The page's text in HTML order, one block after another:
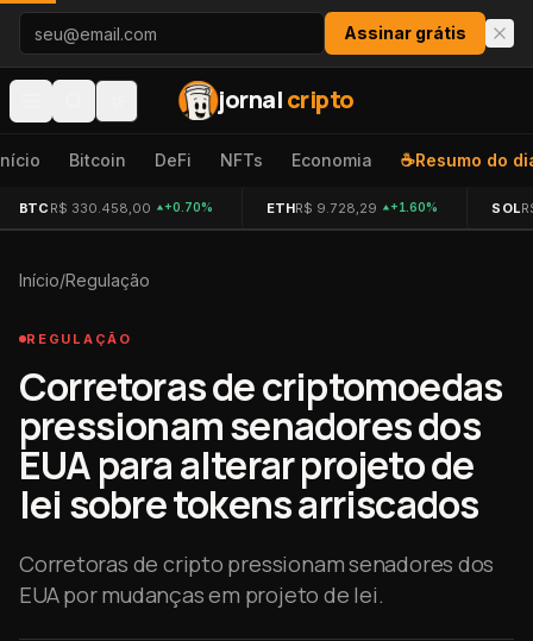
Pular para o conteúdo
Assinar grátis
jornalcripto
Bitcoin DeFi NFTs Economia ☕Resumo do
BTC R$ 330.458,00 +0.70% ETHR$ 9.728,29 +1.60% SOL
Início/Regulação
REGULAÇÃO
Corretoras de criptomoedas
pressionam senadores dos
EUA para alterar projeto de
lei sobre tokens arriscados
Corretoras de cripto pressionam senadores dos
EUA por mudanças em projeto de lei.